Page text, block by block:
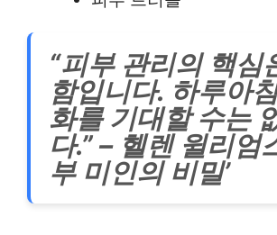
“피부 관리의 핵심
함입니다. 하루아
화를 기대할 수는
다.” – 헬렌 윌리엄
부 미인의 비밀’